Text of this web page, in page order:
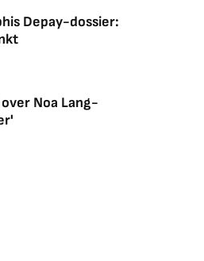
Google TV
Depay-dossier:
Noa Lang-